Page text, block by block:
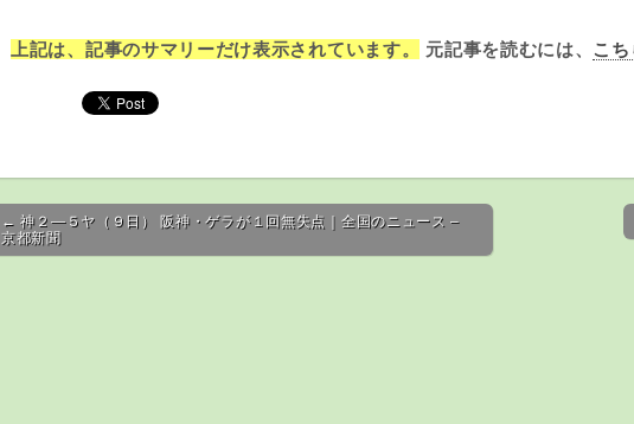
上記は、記事のサマリーだけ表示されています。 元記事を読むには、 こち
Post navigation
← 神２―５ヤ（９日） 阪神・ゲラが１回無失点｜全国のニュース –
京都新聞